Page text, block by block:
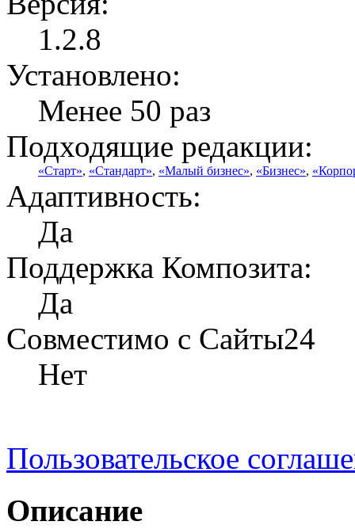
1.2.8
Установлено:
Менее 50 раз
Подходящие редакции:
«Старт», «Стандарт», «Малый бизнес», «Бизнес»,
Адаптивность:
Да
Поддержка Композита:
Да
Совместимо с Сайты24
Нет
Пользовательское
Описание